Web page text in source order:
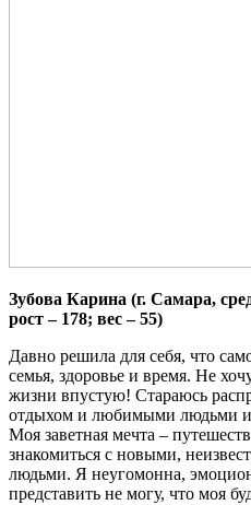
Зубова Карина (г. Самара,
рост – 178; вес – 55)
Давно решила для себя, что
семья, здоровье и время. Не
жизни впустую! Стараюсь
отдыхом и любимыми людьми и
Моя заветная мечта –
знакомиться с новыми,
людьми. Я неугомонна,
представить не могу, что моя